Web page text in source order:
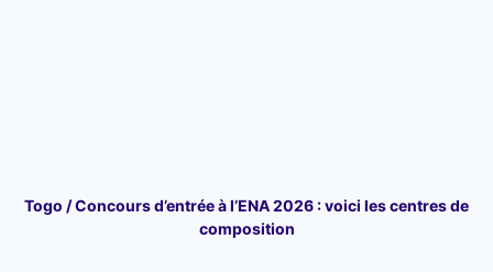
Togo / Concours d’entrée à l’ENA 2026 : voici les centres de
composition